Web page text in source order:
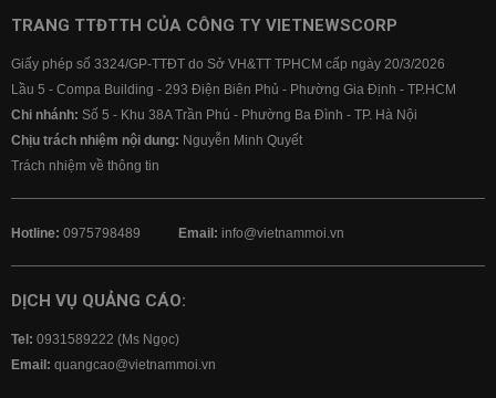
TRANG TTĐTTH CỦA CÔNG TY VIETNEWSCORP
Giấy phép số 3324/GP-TTĐT do Sở VH&TT TPHCM cấp ngày 20/3/2026
Lầu 5 - Compa Building - 293 Điện Biên Phủ - Phường Gia Định - TP.HCM
Chi nhánh: Số 5 - Khu 38A Trần Phú - Phường Ba Đình - TP. Hà Nội
Chịu trách nhiệm nội dung: Nguyễn Minh Quyết
Trách nhiệm về thông tin
Hotline: 0975798489 Email: info@vietnammoi.vn
DỊCH VỤ QUẢNG CÁO:
Tel: 0931589222 (Ms Ngọc)
Email: quangcao@vietnammoi.vn